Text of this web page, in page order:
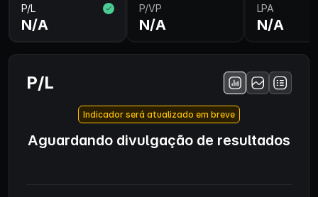
P/L
N/A
P/VP
N/A
LPA
N/A
P/L
Indicador será atualizado em breve
Aguardando divulgação de resultados